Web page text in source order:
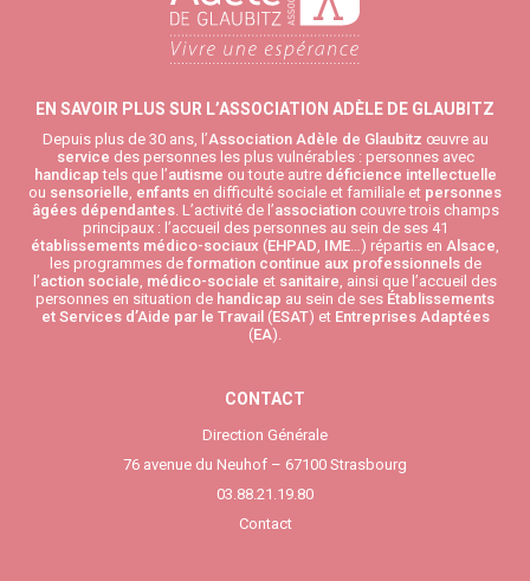
EN SAVOIR PLUS SUR L’ASSOCIATION ADÈLE DE GLAUBITZ
Depuis plus de 30 ans, l’Association Adèle de Glaubitz œuvre au
service des personnes les plus vulnérables : personnes avec
handicap tels que l’autisme ou toute autredéficience intellectuelle
ou sensorielle, enfants en difficulté sociale et familiale et personnes
âgées dépendantes. L’activité de l’associationcouvre trois champs
principaux : l’accueil des personnes au sein de ses 41
établissements médico-sociaux (EHPAD, IME…) répartis en Alsace,
les programmes de formation continue aux professionnelsde
l’action sociale, médico-sociale et sanitaire, ainsi que l’accueil des
personnes en situation de handicap au sein de ses Établissements
et Services d’Aide par le Travail (ESAT) et Entreprises Adaptées
(EA).
CONTACT
Direction Générale
76 avenue du Neuhof – 67100 Strasbourg
03.88.21.19.80
Contact